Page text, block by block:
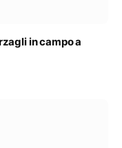
in campo a